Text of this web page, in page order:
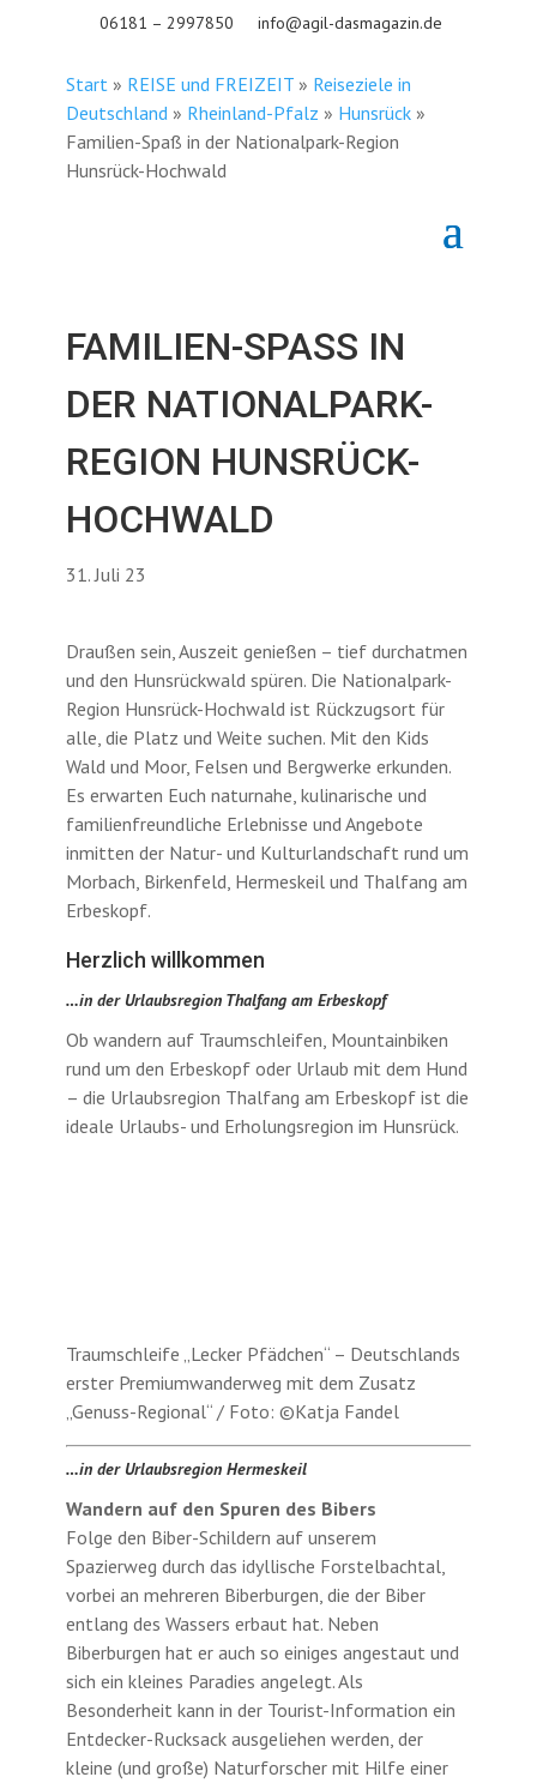
06181 – 2997850 info@agil-dasmagazin.de
Start» REISE und FREIZEIT» Reiseziele in
Deutschland» Rheinland-Pfalz » Hunsrück»
Familien-Spaß in der Nationalpark-Region
Hunsrück-Hochwald
FAMILIEN-SPASS IN D
ER NATIONALPARK-R
EGION HUNSRÜCK-H
OCHWALD
31. Juli 23
Draußen sein, Auszeit genießen – tief durchatmen
und den Hunsrückwald spüren. Die Nationalpark-
Region Hunsrück-Hochwald ist Rückzugsort für
alle, die Platz und Weite suchen. Mit den Kids
Wald und Moor, Felsen und Bergwerke erkunden.
Es erwarten Euch naturnahe, kulinarische und
familienfreundliche Erlebnisse und Angebote
inmitten der Natur- und Kulturlandschaft rund um
Morbach, Birkenfeld, Hermeskeil und Thalfang am
Erbeskopf.
Herzlich willkommen
…in der Urlaubsregion Thalfang am Erbeskopf
Ob wandern auf Traumschleifen, Mountainbiken
rund um den Erbeskopf oder Urlaub mit dem Hund
– die Urlaubsregion Thalfang am Erbeskopf ist die
ideale Urlaubs- und Erholungsregion im Hunsrück.
Traumschleife „Lecker Pfädchen“ – Deutschlands
erster Premiumwanderweg mit dem Zusatz
„Genuss-Regional“ / Foto: ©Katja Fandel
…in der Urlaubsregion Hermeskeil
Wandern auf den Spuren des Bibers
Folge den Biber-Schildern auf unserem
Spazierweg durch das idyllische Forstelbachtal,
vorbei an mehreren Biberburgen, die der Biber
entlang des Wassers erbaut hat. Neben
Biberburgen hat er auch so einiges angestaut und
sich ein kleines Paradies angelegt. Als
Besonderheit kann in der Tourist-Information ein
Entdecker-Rucksack ausgeliehen werden, der
kleine (und große) Naturforscher mit Hilfe einer